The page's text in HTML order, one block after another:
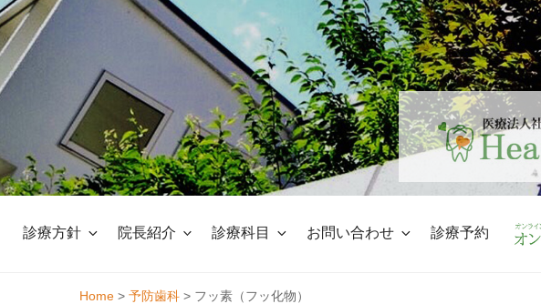
Skip
to
content
診療方針 院長紹介 診療科目 お問い合わせ 診療予約
Home > 予防歯科 > フッ素（フッ化物）